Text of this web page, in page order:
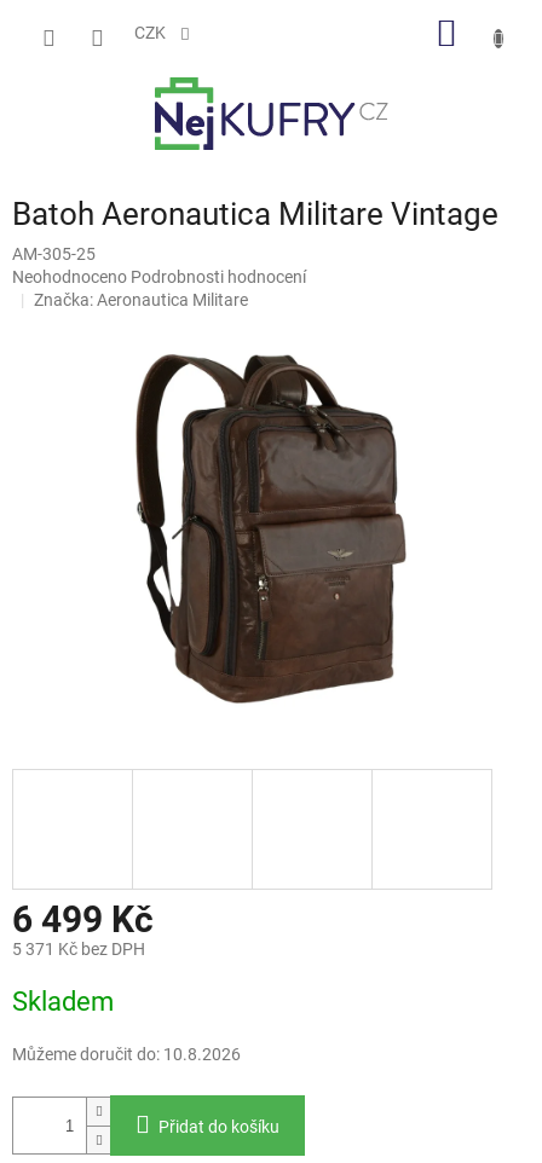
CZK
Batoh Aeronautica Militare Vintage
AM-305-25
Průměrné
hodnocení
Neohodnoceno Podrobnosti hodnocení
Značka:Aeronautica Militare
6 499 Kč
5 371 Kč bez DPH
cena:
Skladem
Můžeme doručit do: 10.8.2026
Přidat do košíku